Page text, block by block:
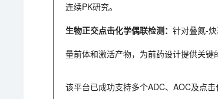
连续PK研究。
生物正交点击化学偶联检测：针对叠氮-
量前体和激活产物，为前药设计提供关键
该平台已成功支持多个ADC、AOC及点